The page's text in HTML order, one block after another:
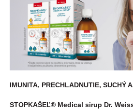
IMUNITA, PRECHLADNUTIE, SUCHÝ
STOPKAŠEĽ® Medical sirup Dr.